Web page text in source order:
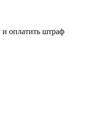
и оплатить штраф